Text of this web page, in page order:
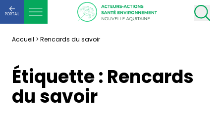
PORTAIL
Accueil > Rencards du savoir
Étiquette : Rencards
du savoir